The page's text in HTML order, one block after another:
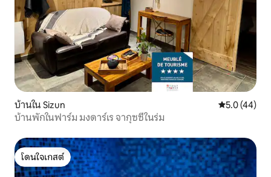
บ้านใน Sizun คะแนนเฉลี่ย
5.0 (44)
บ้านพักในฟาร์ม มงดาร์เร จากุซซี่ในร่ม
โดนใจเกสต์
โดนใจเกสต์